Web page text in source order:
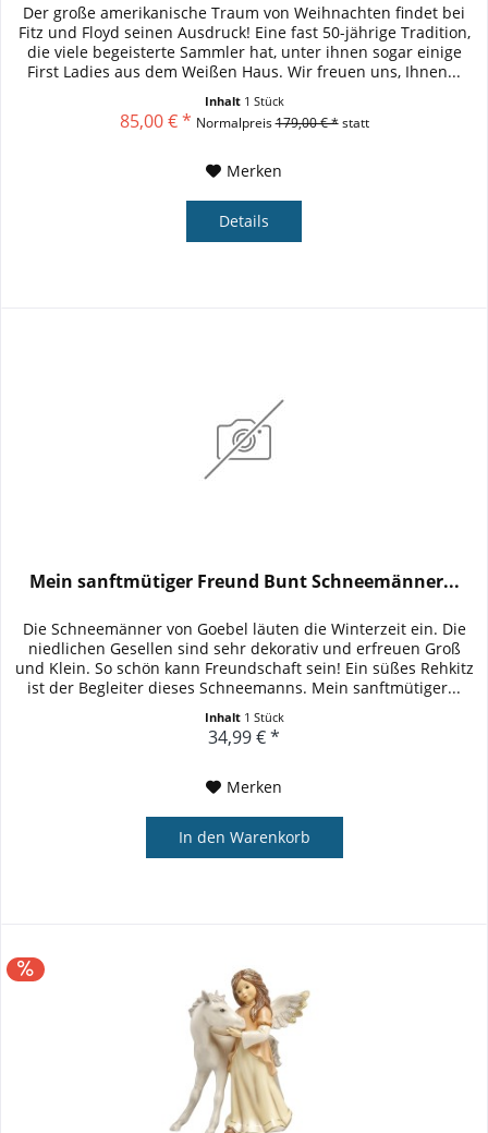
Der große amerikanische Traum von Weihnachten findet bei
Fitz und Floyd seinen Ausdruck! Eine fast 50-jährige Tradition,
die viele begeisterte Sammler hat, unter ihnen sogar einige
First Ladies aus dem Weißen Haus. Wir freuen uns, Ihnen...
Inhalt 1 Stück
85,00 € * Normalpreis179,00 € *statt
Merken
Details
Mein sanftmütiger Freund Bunt Schneemänner...
Die Schneemänner von Goebel läuten die Winterzeit ein. Die
niedlichen Gesellen sind sehr dekorativ und erfreuen Groß
und Klein. So schön kann Freundschaft sein! Ein süßes Rehkitz
ist der Begleiter dieses Schneemanns. Mein sanftmütiger...
Inhalt 1 Stück
34,99 € *
Merken
In den Warenkorb